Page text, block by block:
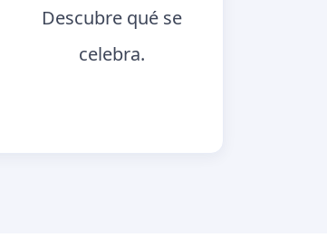
Descubre qué se
celebra.